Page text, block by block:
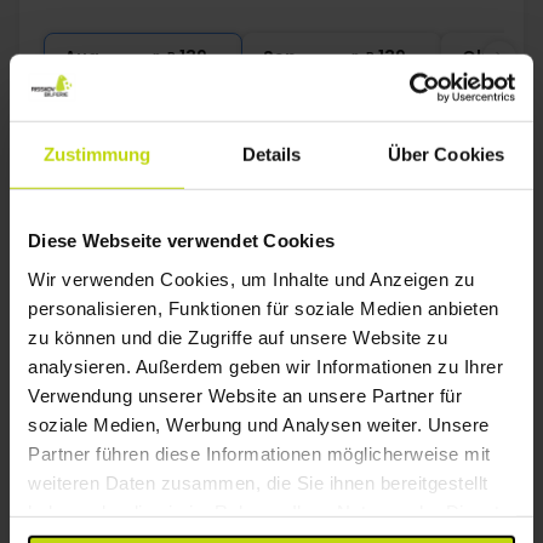
Zustimmung Details Über Cookies
Diese Webseite verwendet Cookies
Wir verwenden Cookies, um Inhalte und Anzeigen zu
personalisieren, Funktionen für soziale Medien anbieten
zu können und die Zugriffe auf unsere Website zu
analysieren. Außerdem geben wir Informationen zu Ihrer
Verwendung unserer Website an unsere Partner für
soziale Medien, Werbung und Analysen weiter. Unsere
Partner führen diese Informationen möglicherweise mit
weiteren Daten zusammen, die Sie ihnen bereitgestellt
1x Kaffee zum Mitnehmen
Aug p. P.139,- Sep p. P.139,-
Gesamt 278,-
Okt
Mehr anzeigen
Idealer Familienurlaub in Nordjütland
Fårup Skovhus
3.6/ 5 Gut469 Bewertungen